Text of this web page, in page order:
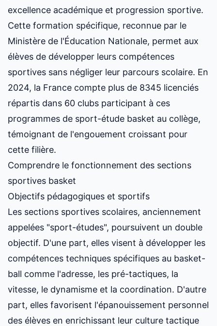
excellence académique et progression sportive.
Cette formation spécifique, reconnue par le
Ministère de l'Éducation Nationale, permet aux
élèves de développer leurs compétences
sportives sans négliger leur parcours scolaire. En
2024, la France compte plus de 8345 licenciés
répartis dans 60 clubs participant à ces
programmes de sport-étude basket au collège,
témoignant de l'engouement croissant pour
cette filière.
Comprendre le fonctionnement des sections
sportives basket
Objectifs pédagogiques et sportifs
Les sections sportives scolaires, anciennement
appelées "sport-études", poursuivent un double
objectif. D'une part, elles visent à développer les
compétences techniques spécifiques au basket-
ball comme l'adresse, les pré-tactiques, la
vitesse, le dynamisme et la coordination. D'autre
part, elles favorisent l'épanouissement personnel
des élèves en enrichissant leur culture tactique